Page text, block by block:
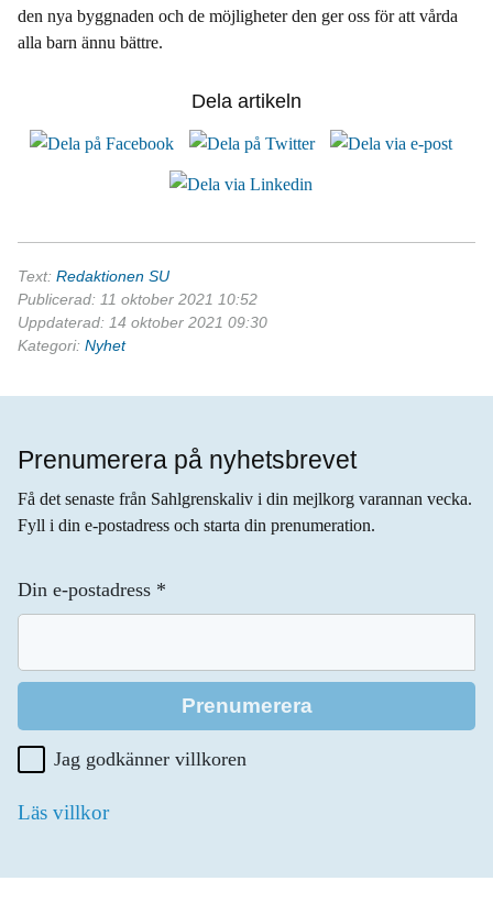
den nya byggnaden och de möjligheter den ger oss för att vårda
alla barn ännu bättre.
Dela artikeln
Text: Redaktionen SU
Publicerad: 11 oktober 2021 10:52
Uppdaterad: 14 oktober 2021 09:30
Kategori: Nyhet
Prenumerera på nyhetsbrevet
Få det senaste från Sahlgrenskaliv i din mejlkorg varannan vecka.
Fyll i din e-postadress och starta din prenumeration.
Din e-postadress *
Jag godkänner villkoren
Läs villkor